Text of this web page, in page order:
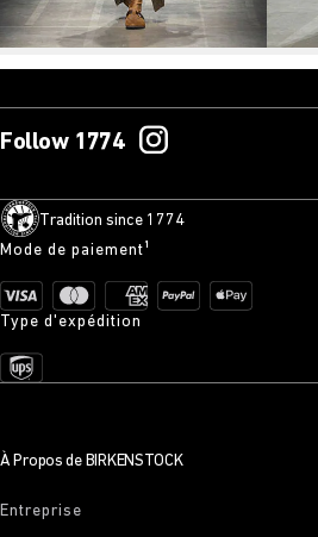
Follow 1774
Tradition since 1774
Mode de paiement¹
Type d'expédition
À Propos de BIRKENSTOCK
Entreprise